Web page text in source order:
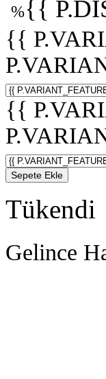
%{{
{{
{{
Sepete Ekle
Tükendi
Gelince